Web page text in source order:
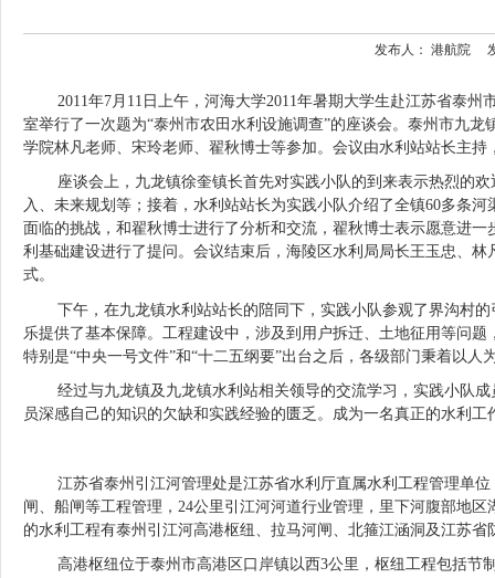
发布人： 港航院
2011年7月11日上午，河海大学2011年暑期大学生赴江苏省泰州
室举行了一次题为“泰州市农田水利设施调查”的座谈会。泰州市九
学院林凡老师、宋玲老师、翟秋博士等参加。会议由水利站站长主
座谈会上，九龙镇徐奎镇长首先对实践小队的到来表示热烈的欢
入、未来规划等；接着，水利站站长为实践小队介绍了全镇60多条
面临的挑战，和翟秋博士进行了分析和交流，翟秋博士表示愿意进
利基础建设进行了提问。会议结束后，海陵区水利局局长王玉忠、
式。
下午，在九龙镇水利站站长的陪同下，实践小队参观了界沟村的
乐提供了基本保障。工程建设中，涉及到用户拆迁、土地征用等问
特别是“中央一号文件”和“十二五纲要”出台之后，各级部门秉着以
经过与九龙镇及九龙镇水利站相关领导的交流学习，实践小队成
员深感自己的知识的欠缺和实践经验的匮乏。成为一名真正的水利
江苏省泰州引江河管理处是江苏省水利厅直属水利工程管理单位
闸、船闸等工程管理，24公里引江河河道行业管理，里下河腹部地
的水利工程有泰州引江河高港枢纽、拉马河闸、北箍江涵洞及江苏省
高港枢纽位于泰州市高港区口岸镇以西3公里，枢纽工程包括节